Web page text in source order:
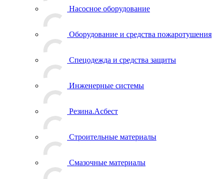
Насосное оборудование
Оборудование и средства пожаротушения
Спецодежда и средства защиты
Инженерные системы
Резина.Асбест
Строительные материалы
Смазочные материалы